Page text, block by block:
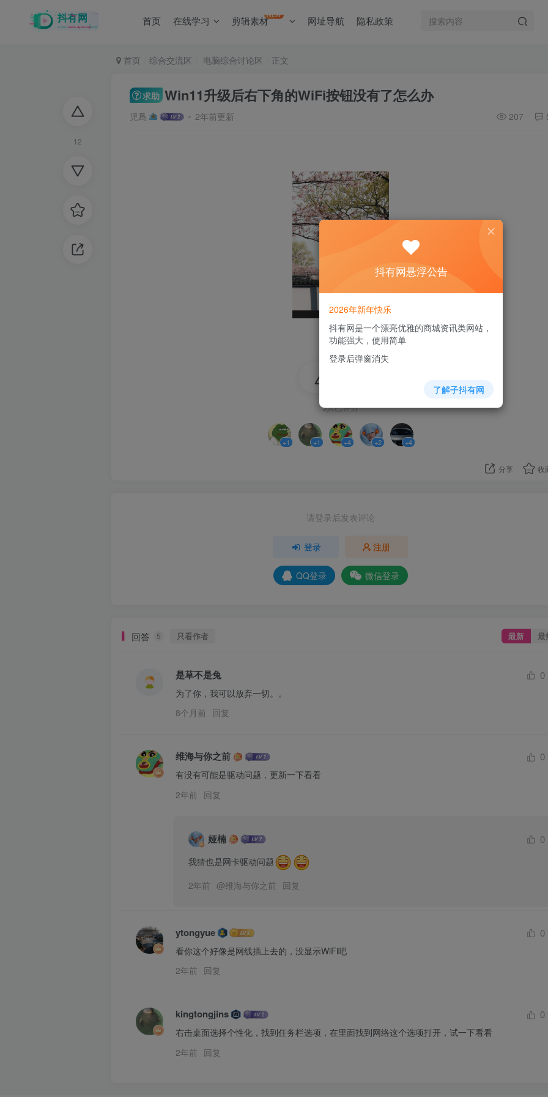
首页 在线学习 剪辑素材NEW 网址导航 隐私政策
12
首页 综合交流区 电脑综合讨论区 正文
求助 Win11升级后右下角的WiFi按钮没有了怎么办
児爲 2年前更新 207
5人已评分
+1 +1 +4 +2 +4
分享 收
请登录后发表评论
登录 注册
QQ登录 微信登录
回答 5 只看作者 最新 最
是草不是兔 0
为了你，我可以放弃一切。。
8个月前 回复
维海与你之前 0
有没有可能是驱动问题，更新一下看看
2年前 回复
娅楠 0
我猜也是网卡驱动问题
2年前 @维海与你之前 回复
ytongyue 0
看你这个好像是网线插上去的，没显示WiFi吧
2年前 回复
kingtongjins 0
右击桌面选择个性化，找到任务栏选项，在里面找到网络这个选项打开，试一下看看
2年前 回复
抖有网悬浮公告
2026年新年快乐
抖有网是一个漂亮优雅的商城资讯类网站，
功能强大，使用简单
登录后弹窗消失
了解子抖有网